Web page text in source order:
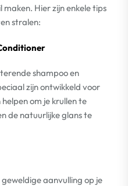
maken. Hier zijn enkele tips
stralen:
shampoo en
zijn ontwikkeld voor
om je krullen te
de natuurlijke glans te
aanvulling op je